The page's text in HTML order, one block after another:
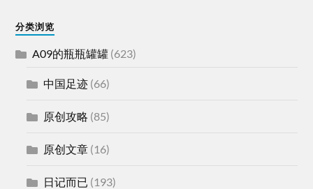
分类浏览
A09的瓶瓶罐罐 (623)
中国足迹 (66)
原创攻略 (85)
原创文章 (16)
日记而已 (193)